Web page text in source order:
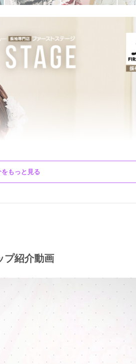
もっと見る
プ紹介動画